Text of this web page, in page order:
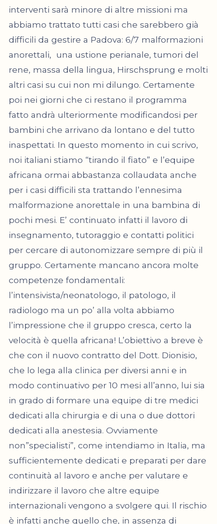
interventi sarà minore di altre missioni ma
abbiamo trattato tutti casi che sarebbero già
difficili da gestire a Padova: 6/7 malformazioni
anorettali, una ustione perianale, tumori del
rene, massa della lingua, Hirschsprung e molti
altri casi su cui non mi dilungo. Certamente
poi nei giorni che ci restano il programma
fatto andrà ulteriormente modificandosi per
bambini che arrivano da lontano e del tutto
inaspettati. In questo momento in cui scrivo,
noi italiani stiamo “tirando il fiato” e l’equipe
africana ormai abbastanza collaudata anche
per i casi difficili sta trattando l’ennesima
malformazione anorettale in una bambina di
pochi mesi. E’ continuato infatti il lavoro di
insegnamento, tutoraggio e contatti politici
per cercare di autonomizzare sempre di più il
gruppo. Certamente mancano ancora molte
competenze fondamentali:
l’intensivista/neonatologo, il patologo, il
radiologo ma un po’ alla volta abbiamo
l’impressione che il gruppo cresca, certo la
velocità è quella africana! L’obiettivo a breve è
che con il nuovo contratto del Dott. Dionisio,
che lo lega alla clinica per diversi anni e in
modo continuativo per 10 mesi all’anno, lui sia
in grado di formare una equipe di tre medici
dedicati alla chirurgia e di una o due dottori
dedicati alla anestesia. Ovviamente
non”specialisti”, come intendiamo in Italia, ma
sufficientemente dedicati e preparati per dare
continuità al lavoro e anche per valutare e
indirizzare il lavoro che altre equipe
internazionali vengono a svolgere qui. Il rischio
è infatti anche quello che, in assenza di